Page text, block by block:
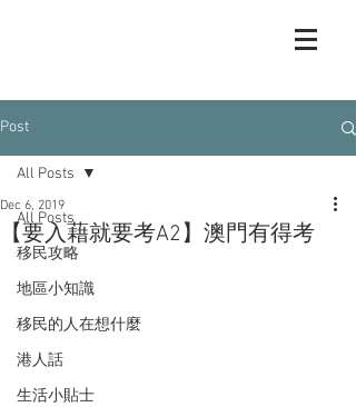
Post
All Posts
移民攻略
地區小知識
移民的人在想什麼
港人話
生活小貼士
All Posts
【要入藉就要考A2】澳門有得考
Dec 6, 2019